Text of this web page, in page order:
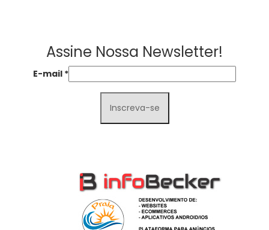
Assine Nossa Newsletter!
E-mail *